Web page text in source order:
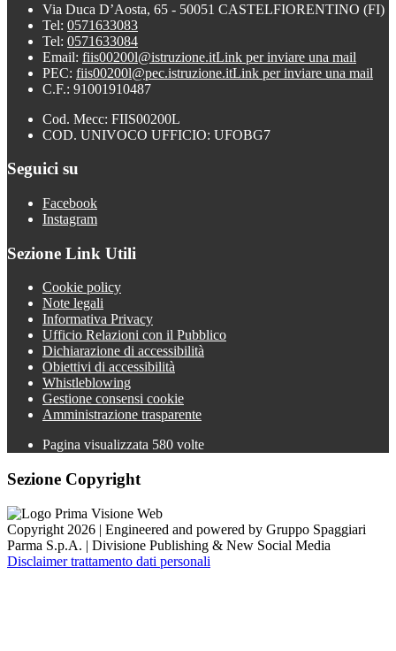
Via Duca D’Aosta, 65 - 50051 CASTELFIORENTINO (FI)
Tel: 0571633083
Tel: 0571633084
Email: fiis00200l@istruzione.itLink per inviare una mail
PEC: fiis00200l@pec.istruzione.itLink per inviare una mail
C.F.: 91001910487
Cod. Mecc: FIIS00200L
COD. UNIVOCO UFFICIO: UFOBG7
Seguici su
Facebook
Instagram
Sezione Link Utili
Cookie policy
Note legali
Informativa Privacy
Ufficio Relazioni con il Pubblico
Dichiarazione di accessibilità
Obiettivi di accessibilità
Whistleblowing
Gestione consensi cookie
Amministrazione trasparente
Pagina visualizzata 580 volte
Sezione Copyright
Copyright 2026 | Engineered and powered by Gruppo Spaggiari
Parma S.p.A. | Divisione Publishing & New Social Media
Disclaimer trattamento dati personali